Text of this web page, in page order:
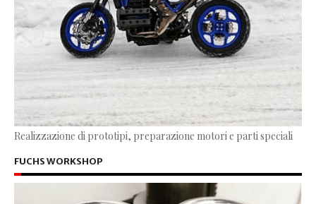
Realizzazione di prototipi, preparazione motori e parti speciali
FUCHS WORKSHOP